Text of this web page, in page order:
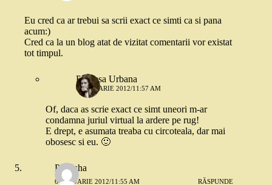
Eu cred ca ar trebui sa scrii exact ce simti ca si pana
acum:)
Cred ca la un blog atat de vizitat comentarii vor existat
tot timpul.
Printesa Urbana
6 IANUARIE 2012/11:57 AM
Of, daca as scrie exact ce simt uneori m-ar
condamna juriul virtual la ardere pe rug!
E drept, e asumata treaba cu circoteala, dar mai
obosesc si eu. 🙂
Papusha
6 IANUARIE 2012/11:55 AM RĂSPUNDE